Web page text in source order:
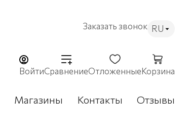
Заказать звонок RU
ВойтиСравнениеОтложенныеКорзина
Магазины Контакты Отзывы